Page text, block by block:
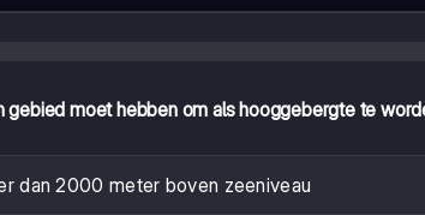
gebied moet hebben om als hooggebergte te
dan 2000 meter boven zeeniveau